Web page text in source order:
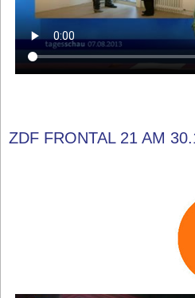
ZDF FRONTAL 21 AM